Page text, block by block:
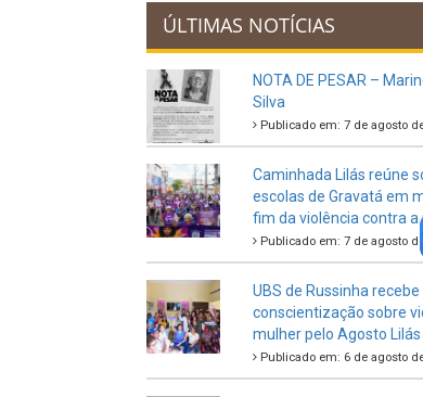
ÚLTIMAS NOTÍCIAS
NOTA DE PESAR –
Silva
Publicado em: 7 de agosto
Caminhada Lilás reúne
escolas de Gravatá em
fim da violência contra a
Publicado em: 7 de agosto
UBS de Russinha
conscientização sobre
mulher pelo Agosto Lilás
Publicado em: 6 de agosto